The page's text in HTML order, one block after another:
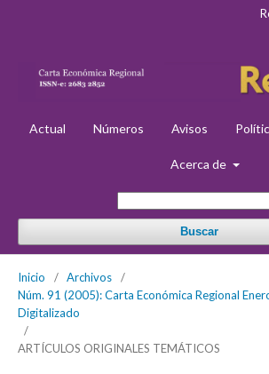
Actual Números Avisos
Acerca de
Buscar
Inicio / Archivos
/
Núm. 91 (2005): Carta Económica Regional
Digitalizado
/
ARTÍCULOS ORIGINALES TEMÁTICOS